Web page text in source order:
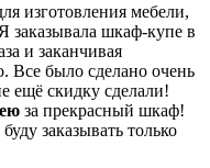
изготовления мебели,
заказывала шкаф-купе в
и заканчивая
Все было сделано очень
ещё скидку сделали!
за прекрасный шкаф!
заказывать только